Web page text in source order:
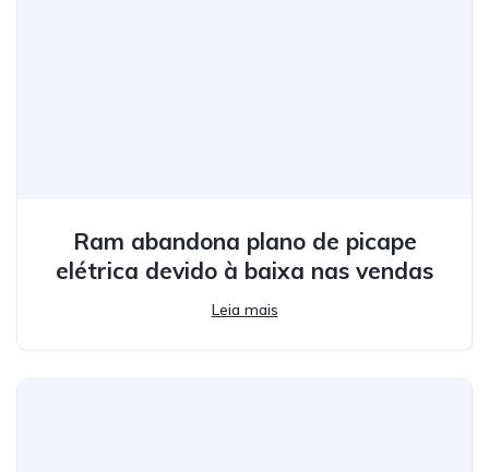
Ram abandona plano de picape
elétrica devido à baixa nas vendas
Leia mais